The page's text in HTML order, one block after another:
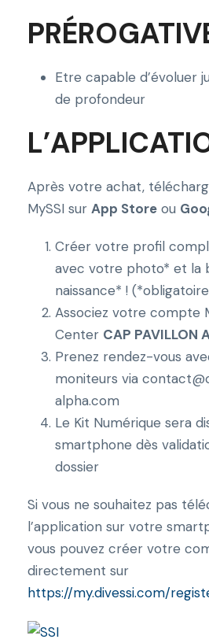
e
e
v
n
g
Etre capable d’évoluer
de profondeur
Après votre achat,
MySSI sur App Store ou
Créer votre profil
avec votre photo* et la
naissance* !
Associez votre compte
Center CAP PAVILLON
Prenez rendez-vous
moniteurs via
alpha.com
Le Kit Numérique sera
smartphone dès
dossier
Si vous ne souhaitez pas
l’application sur votre
vous pouvez créer votre
directement sur
https://my.divessi.com/